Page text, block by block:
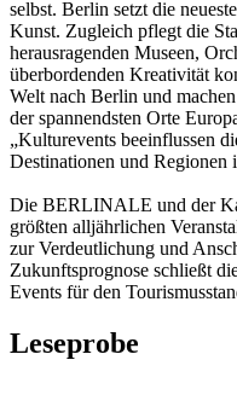
selbst. Berlin setzt die
Kunst. Zugleich pflegt die
herausragenden Museen,
überbordenden Kreativität
Welt nach Berlin und
der spannendsten Orte
„Kulturevents beeinflussen
Destinationen und Regionen
Die BERLINALE und der
größten alljährlichen
zur Verdeutlichung und
Zukunftsprognose schließt
Events für den
Leseprobe